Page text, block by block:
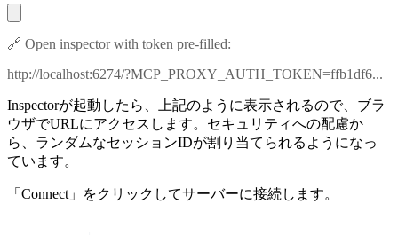
🔗 Open inspector with token pre-filled:
http://localhost:6274/?MCP_PROXY_AUTH_TOKEN=ffb1df6...
Inspectorが起動したら、上記のように表示されるので、ブラ
ウザでURLにアクセスします。セキュリティへの配慮か
ら、ランダムなセッションIDが割り当てられるようになっ
ています。
「Connect」をクリックしてサーバーに接続します。